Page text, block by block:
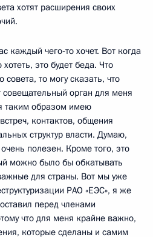
хотят расширения своих
каждый чего‑то хочет. Вот когда
хотеть, это будет беда. Что
совета, то могу сказать, что
совещательный орган для меня
таким образом имею
контактов, общения
структур власти. Думаю,
полезен. Кроме того, это
можно было бы обкатывать
для страны. Вот мы уже
РАО «ЕЭС», я же
перед членами
что для меня крайне важно,
которые сделаны и самим